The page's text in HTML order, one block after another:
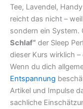
Tee, Lavendel,
reicht das nicht –
sondern ein System.
Schlaf“ der Sleep
dieser Kurs wirklich
Wenn du dich
Entspannung
Artikel und Impulse
sachliche